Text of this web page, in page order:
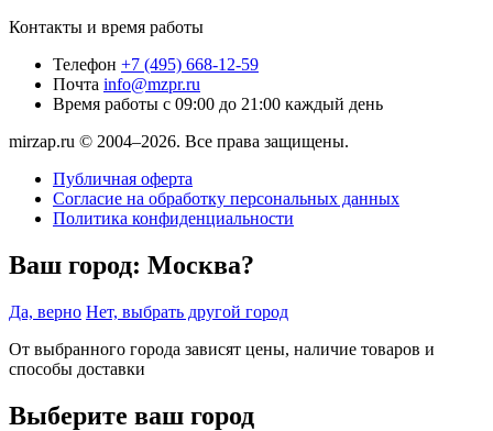
Контакты и время работы
Телефон +7 (495) 668-12-59
Почта info@mzpr.ru
Время работы с 09:00 до 21:00 каждый день
mirzap.ru © 2004–2026. Все права защищены.
Публичная оферта
Согласие на обработку персональных данных
Политика конфиденциальности
Ваш город: Москва?
Да, верно Нет, выбрать другой город
От выбранного города зависят цены, наличие товаров и
способы доставки
Выберите ваш город